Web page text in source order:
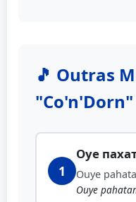
🎵 Outras
"Co'n'Dorn"
1
Оуе
Ouye
Ouye